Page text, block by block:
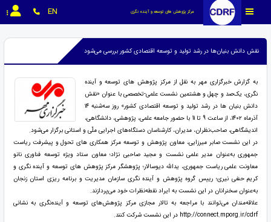
مرکز پژوهش های توسعه و آینده نگری EN
نقش دانش بنیان‌ها در رشد تولید و توسعه اقتصادی کشور بررسی می‌شود
به گزارش خبرگزاری مهر به نقل از مرکز پژوهش های توسعه و آینده
نگری، یک‌صد و چهل و هشتمین نشست علمی-تخصصی با عنوان «نقش
دانش بنیان ها در رشد تولید و توسعه اقتصادی کشور» روز سه‌شنبه ۱۴
آذرماه ۱۴۰۲، از ساعت 9 تا 11 با حضور جامعه علمی، پژوهشی، دانشگاهی،
اندیشگاهی، صاحب‌نظران، مدیران، کارشناسان دستگاه‌های اجرایی ملّی و استانی برگزار می‌شود.
در این نشست صابر میرزایی، معاون پژوهش و توسعه مرکز همکاری های تحول و پیشرفت ریاست
جمهوری به‌عنوان مدیر علمی نشست و مجید صاحبی نژاد؛ معاون ستاد ویژه توسعه فناوری نانو
معاونت علمی ریاست جمهوری، یدالله دیوسالار؛ پژوهشگر مرکز پژوهش های توسعه و آینده نگری و
کریم حنفی نیری؛ رییس گروه پژوهش و آینده نگری سازمان مدیریت و برنامه ریزی استان زنجان
به‌عنوان سخنرانان در این نشست به ایراد نقطه‌نظرات خود می‌پردازند.
علاقه‌مندان می‌توانند با مراجعه به تالار مجازی مرکز پژوهش‌های توسعه و آینده‌نگری به نشانی
http://connect.mporg.ir/cdrf در این نشست شرکت کنند.